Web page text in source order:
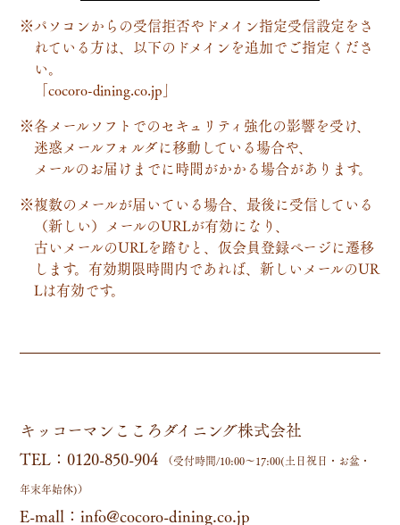
※パソコンからの受信拒否やドメイン指定受信設定をさ
れている方は、以下のドメインを追加でご指定くださ
い。
「cocoro-dining.co.jp」
※各メールソフトでのセキュリティ強化の影響を受け、
迷惑メールフォルダに移動している場合や、
メールのお届けまでに時間がかかる場合があります。
※複数のメールが届いている場合、最後に受信している
（新しい）メールのURLが有効になり、
古いメールのURLを踏むと、仮会員登録ページに遷移
します。有効期限時間内であれば、新しいメールのUR
Lは有効です。
キッコーマンこころダイニング株式会社
TEL：0120-850-904 （受付時間/10:00～17:00(土日祝日・お盆・
年末年始休)）
E-mall：info@cocoro-dining.co.jp